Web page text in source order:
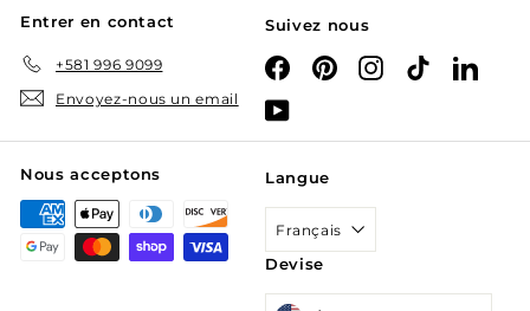
Entrer en contact
+581 996 9099
Envoyez-nous un email
Suivez nous
FacebookPinterestInstagram
TikTok
YouTube
Nous acceptons Langue
Français
Devise